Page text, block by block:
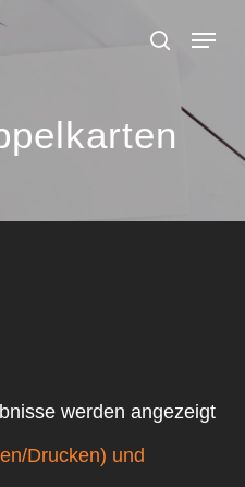
search
Menu
werden angezeigt
Drucken) und